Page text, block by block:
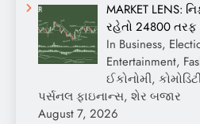
MARKET LENS:
રહેતો 24800 તરફ
In Business,
Entertainment,
ઈકોનોમી,
પર્સનલ ફાઇનાન્સ, શેર બજાર
August 7, 2026